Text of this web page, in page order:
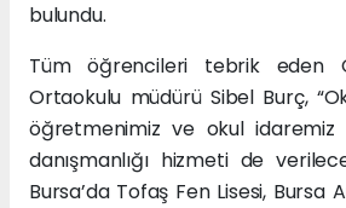
bulundu.
Tüm öğrencileri tebrik eden
Ortaokulu müdürü Sibel Burç,
öğretmenimiz ve okul idaremiz
danışmanlığı hizmeti de
Bursa’da Tofaş Fen Lisesi, Bursa